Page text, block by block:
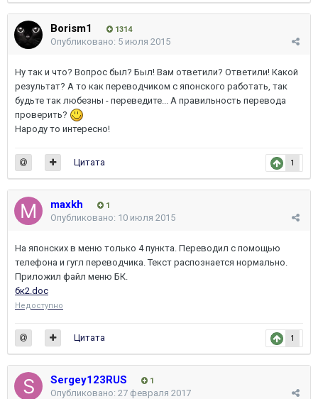
Borism1 1314
Опубликовано: 5 июля 2015
Ну так и что? Вопрос был? Был! Вам ответили? Ответили! Какой
результат? А то как переводчиком с японского работать, так
будьте так любезны - переведите... А правильность перевода
проверить?
Народу то интересно!
1
Цитата
maxkh 1
Опубликовано: 10 июля 2015
На японских в меню только 4 пункта. Переводил с помощью
телефона и гугл переводчика. Текст распознается нормально.
Приложил файл меню БК.
бк2.doc
Недоступно
1
Цитата
Sergey123RUS 1
Опубликовано: 27 февраля 2017